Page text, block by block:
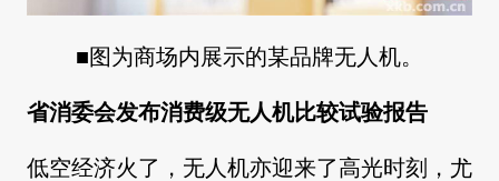
■图为商场内展示的某品牌无人机。
省消委会发布消费级无人机比较试验报告
低空经济火了，无人机亦迎来了高光时刻，尤